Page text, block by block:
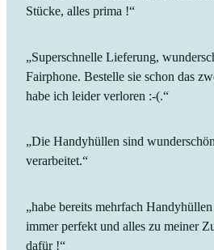
Stücke, alles prima !“
„Superschnelle Lieferung,
Fairphone. Bestelle sie schon das
habe ich leider verloren :-(.“
„Die Handyhüllen sind
verarbeitet.“
„habe bereits mehrfach
immer perfekt und alles zu meiner
dafür !“